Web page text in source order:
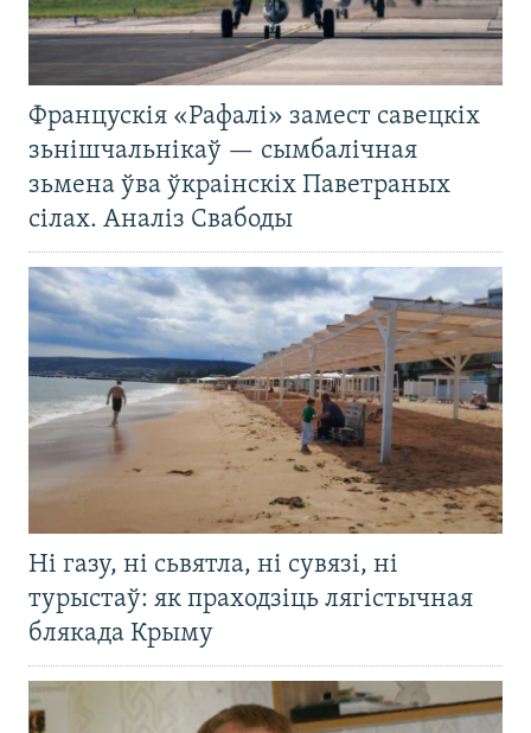
Францускія «Рафалі» замест савецкіх
зьнішчальнікаў — сымбалічная
зьмена ўва ўкраінскіх Паветраных
сілах. Аналіз Свабоды
Ні газу, ні сьвятла, ні сувязі, ні
турыстаў: як праходзіць лягістычная
блякада Крыму